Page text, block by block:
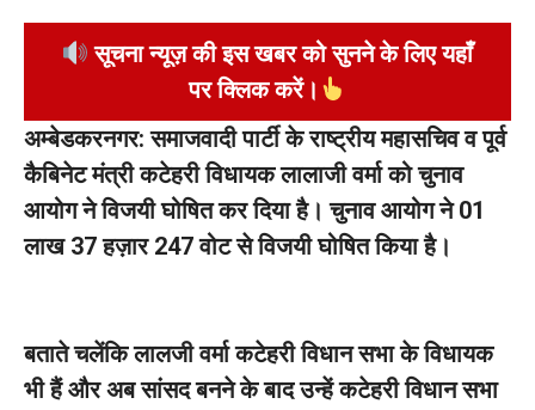
सूचना न्यूज़ की इस खबर को सुनने के लिए यहाँ
पर क्लिक करें।
अम्बेडकरनगर: समाजवादी पार्टी के राष्ट्रीय महासचिव व पूर्व
कैबिनेट मंत्री कटेहरी विधायक लालाजी वर्मा को चुनाव
आयोग ने विजयी घोषित कर दिया है। चुनाव आयोग ने 01
लाख 37 हज़ार 247 वोट से विजयी घोषित किया है।
बताते चलेंकि लालजी वर्मा कटेहरी विधान सभा के विधायक
भी हैं और अब सांसद बनने के बाद उन्हें कटेहरी विधान सभा